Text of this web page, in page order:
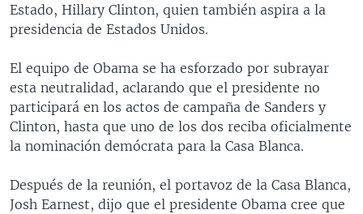
Estado, Hillary Clinton, quien también aspira a la
presidencia de Estados Unidos.
El equipo de Obama se ha esforzado por subrayar
esta neutralidad, aclarando que el presidente no
participará en los actos de campaña de Sanders y
Clinton, hasta que uno de los dos reciba oficialmente
la nominación demócrata para la Casa Blanca.
Después de la reunión, el portavoz de la Casa Blanca,
Josh Earnest, dijo que el presidente Obama cree que